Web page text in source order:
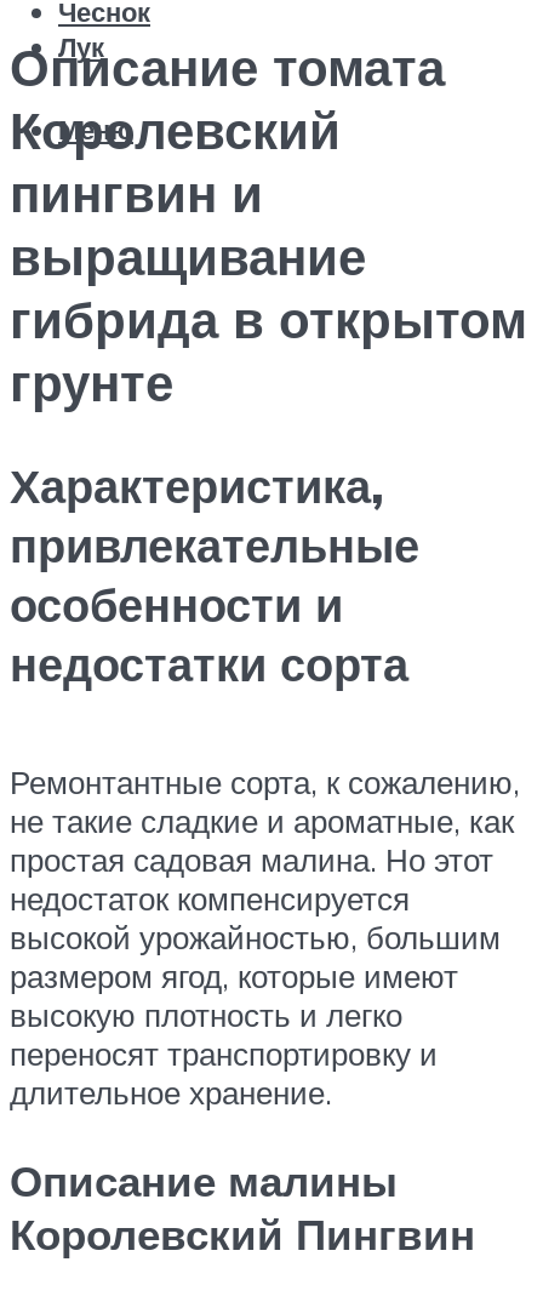
Чеснок
Лук
Меню
Описание томата
Королевский
пингвин и
выращивание
гибрида в открытом
грунте
Характеристика,
привлекательные
особенности и
недостатки сорта
Ремонтантные сорта, к сожалению,
не такие сладкие и ароматные, как
простая садовая малина. Но этот
недостаток компенсируется
высокой урожайностью, большим
размером ягод, которые имеют
высокую плотность и легко
переносят транспортировку и
длительное хранение.
Описание малины
Королевский Пингвин